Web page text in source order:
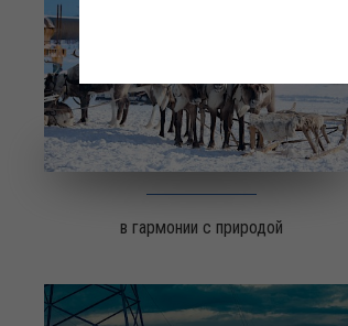
в гармонии с природой